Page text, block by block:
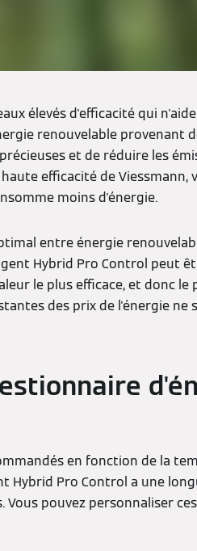
élevés d'efficacité qui
renouvelable provenant
et de réduire les
efficacité de Viessmann,
moins d'énergie.
entre énergie
Hybrid Pro Control peut
le plus efficace, et donc le
des prix de l'énergie ne
en fonction de la
Hybrid Pro Control a une
pouvez personnaliser